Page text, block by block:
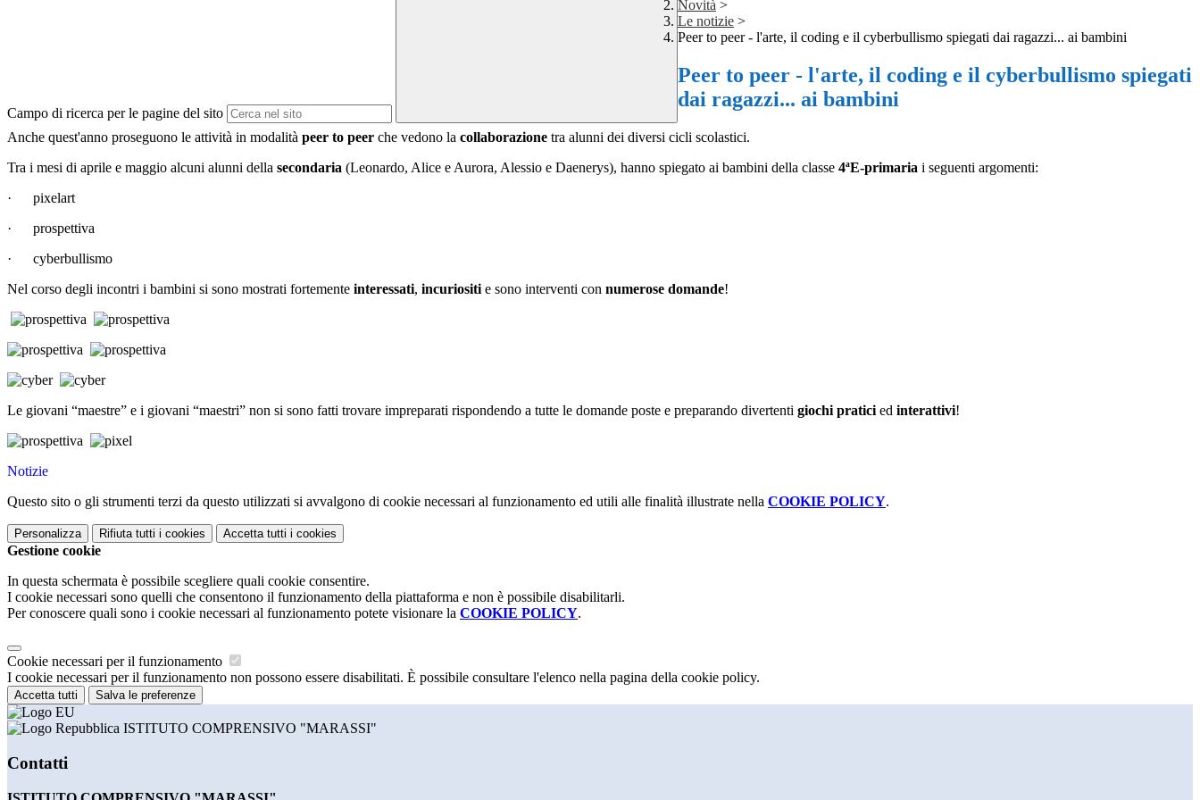
Campo di ricerca per le pagine del sito
Novità >
Le notizie >
Peer to peer - l'arte, il coding e il cyberbullismo spiegati dai ragazzi... ai bambini
Peer to peer - l'arte, il coding e il cyberbullismo spiegati
dai ragazzi... ai bambini
Anche quest'anno proseguono le attività in modalità peer to peer che vedono la collaborazione tra alunni dei diversi cicli scolastici.
Tra i mesi di aprile e maggio alcuni alunni della secondaria (Leonardo, Alice e Aurora, Alessio e Daenerys), hanno spiegato ai bambini della classe 4ªE-primaria i seguenti argomenti:
· pixelart
· prospettiva
· cyberbullismo
Nel corso degli incontri i bambini si sono mostrati fortemente interessati, incuriositi e sono interventi con numerose domande!
Le giovani “maestre” e i giovani “maestri” non si sono fatti trovare impreparati rispondendo a tutte le domande poste e preparando divertenti giochi pratici ed interattivi!
Notizie
Questo sito o gli strumenti terzi da questo utilizzati si avvalgono di cookie necessari al funzionamento ed utili alle finalità illustrate nella COOKIE POLICY.
Personalizza Rifiuta tutti i cookies Accetta tutti i cookies
Gestione cookie
In questa schermata è possibile scegliere quali cookie consentire.
I cookie necessari sono quelli che consentono il funzionamento della piattaforma e non è possibile disabilitarli.
Per conoscere quali sono i cookie necessari al funzionamento potete visionare la COOKIE POLICY.
Cookie necessari per il funzionamento
I cookie necessari per il funzionamento non possono essere disabilitati. È possibile consultare l'elenco nella pagina della cookie policy.
Accetta tutti Salva le preferenze
ISTITUTO COMPRENSIVO "MARASSI"
Contatti